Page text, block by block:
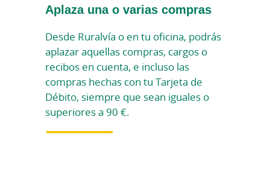
Aplaza una o varias compras
Desde Ruralvía o en tu oficina, podrás
aplazar aquellas compras, cargos o
recibos en cuenta, e incluso las
compras hechas con tu Tarjeta de
Débito, siempre que sean iguales o
superiores a 90 €.